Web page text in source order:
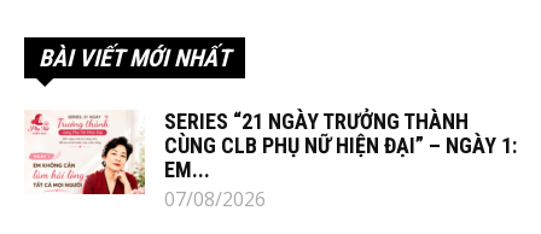
BÀI VIẾT MỚI NHẤT
SERIES “21 NGÀY TRƯỞNG THÀNH
CÙNG CLB PHỤ NỮ HIỆN ĐẠI” – NGÀY 1:
EM...
07/08/2026